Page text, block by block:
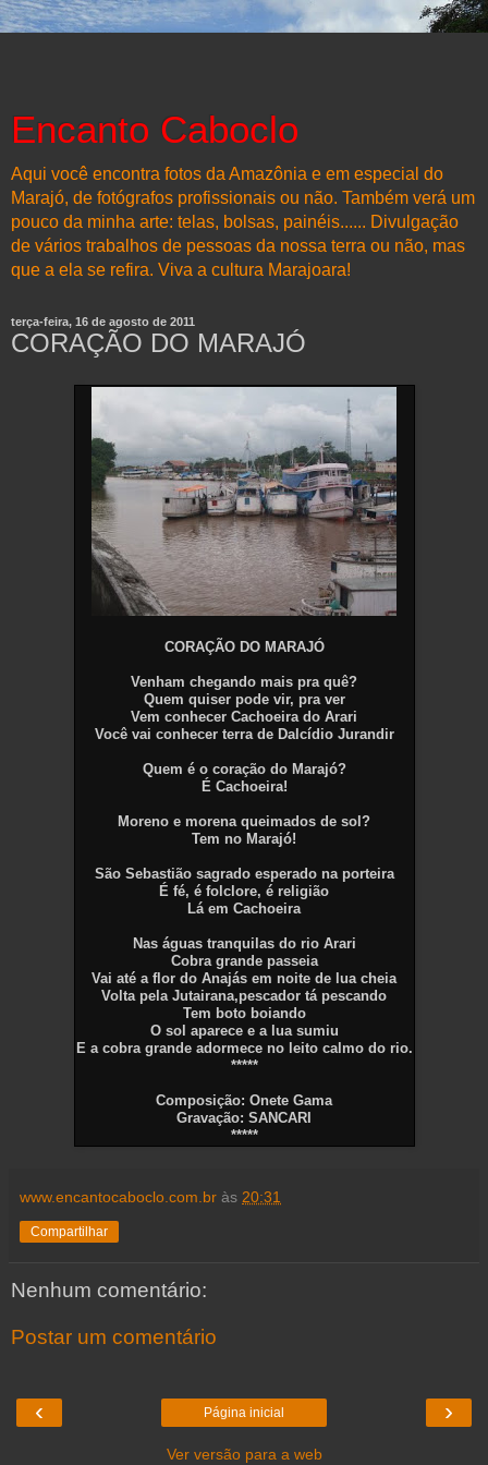
Encanto Caboclo
Aqui você encontra fotos da Amazônia e em especial do
Marajó, de fotógrafos profissionais ou não. Também verá um
pouco da minha arte: telas, bolsas, painéis...... Divulgação
de vários trabalhos de pessoas da nossa terra ou não, mas
que a ela se refira. Viva a cultura Marajoara!
terça-feira, 16 de agosto de 2011
CORAÇÃO DO MARAJÓ
CORAÇÃO DO MARAJÓ
Venham chegando mais pra quê?
Quem quiser pode vir, pra ver
Vem conhecer Cachoeira do Arari
Você vai conhecer terra de Dalcídio Jurandir
Quem é o coração do Marajó?
É Cachoeira!
Moreno e morena queimados de sol?
Tem no Marajó!
São Sebastião sagrado esperado na porteira
É fé, é folclore, é religião
Lá em Cachoeira
Nas águas tranquilas do rio Arari
Cobra grande passeia
Vai até a flor do Anajás em noite de lua cheia
Volta pela Jutairana,pescador tá pescando
Tem boto boiando
O sol aparece e a lua sumiu
E a cobra grande adormece no leito calmo do rio.
*****
Composição: Onete Gama
Gravação: SANCARI
*****
www.encantocaboclo.com.br às 20:31
Compartilhar
Nenhum comentário:
Postar um comentário
‹ ›
Página inicial
Ver versão para a web